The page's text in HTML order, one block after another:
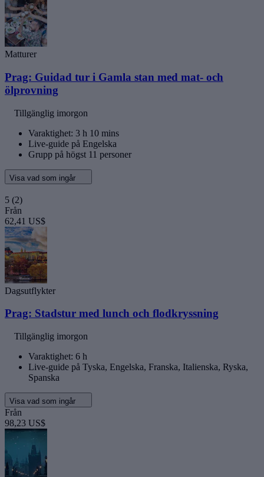
Matturer
Prag: Guidad tur i Gamla stan med mat- och
ölprovning
Tillgänglig imorgon
Varaktighet: 3 h 10 mins
Live-guide på Engelska
Grupp på högst 11 personer
Visa vad som ingår
5 (2)
Från
62,41 US$
Dagsutflykter
Prag: Stadstur med lunch och flodkryssning
Tillgänglig imorgon
Varaktighet: 6 h
Live-guide på Tyska, Engelska, Franska, Italienska, Ryska,
Spanska
Visa vad som ingår
Från
98,23 US$